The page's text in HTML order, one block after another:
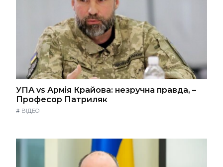
УПА vs Армія Крайова: незручна правда, –
Професор Патриляк
# ВІДЕО